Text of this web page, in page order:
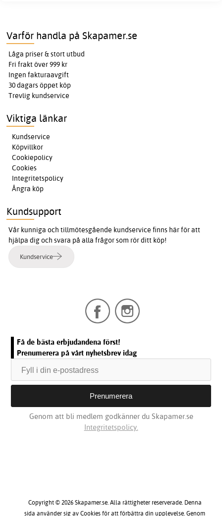
Varför handla på Skapamer.se
Låga priser & stort utbud
Fri frakt över 999 kr
Ingen fakturaavgift
30 dagars öppet köp
Trevlig kundservice
Viktiga länkar
Kundservice
Köpvillkor
Cookiepolicy
Cookies
Integritetspolicy
Ångra köp
Kundsupport
Vår kunniga och tillmötesgående kundservice finns här för att
hjälpa dig och svara på alla frågor som rör ditt köp!
Kundservice
Få de bästa erbjudandena först!
Prenumerera på vårt nyhetsbrev idag
Genom att bli medlem godkänner du Skapamer.se
Integritetspolicy.
Copyright © 2026 Skapamer.se. Alla rättigheter reserverade. Denna
sida använder sig av Cookies för att förbättra din upplevelse. Genom